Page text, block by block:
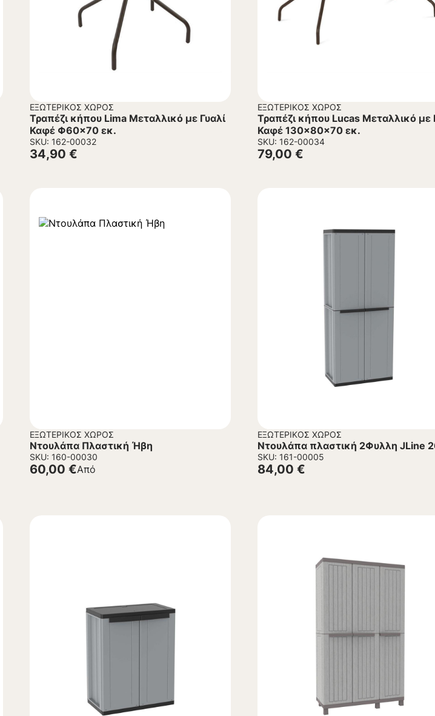
ΕΞΩΤΕΡΙΚΌΣ ΧΏΡΟΣ
Τραπέζι κήπου Lima Μεταλλικό με Γυαλί
Καφέ Φ60×70 εκ.
SKU: 162-00032
34,90 €
ΕΞΩΤΕΡΙΚΌΣ ΧΏΡΟΣ
Τραπέζι κήπου Lucas Μεταλλικό με
Καφέ 130x80x70 εκ.
SKU: 162-00034
79,00 €
ΕΞΩΤΕΡΙΚΌΣ ΧΏΡΟΣ
Ντουλάπα Πλαστική Ήβη
SKU: 160-00030
Από
60,00 €
ΕΞΩΤΕΡΙΚΌΣ ΧΏΡΟΣ
Ντουλάπα πλαστική 2Φυλλη JLine
SKU: 161-00005
84,00 €